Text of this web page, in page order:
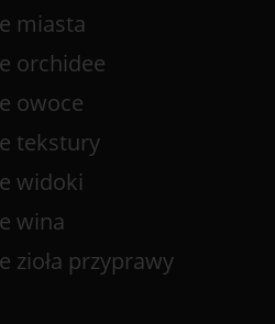
miasta
orchidee
owoce
tekstury
widoki
wina
zioła przyprawy